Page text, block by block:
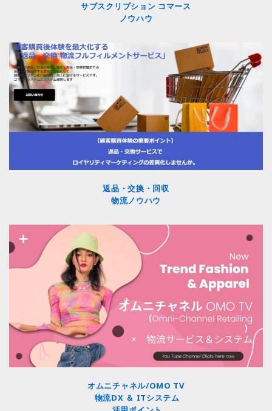
サブスクリプション コマース
ノウハウ
返品・交換・回収
物流ノウハウ
オムニチャネル/OMO TV
物流DX ＆ ITシステム